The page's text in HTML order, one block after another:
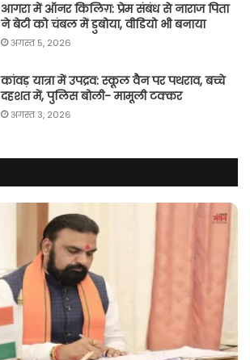
आगरा में ऑनर किलिग़: प्रेम संबंध से नाराज पिता
ने बेटी को चंबल में डुबोया, वीडियो भी बनाया
अगस्त 5, 2026
कांवड़ यात्रा में उपद्रव: स्कूल वैन पर पथराव, बच्चे
दहशत में, पुलिस बोली- मामूली टक्कर
अगस्त 3, 2026